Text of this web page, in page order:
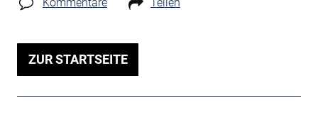
ZUR STARTSEITE